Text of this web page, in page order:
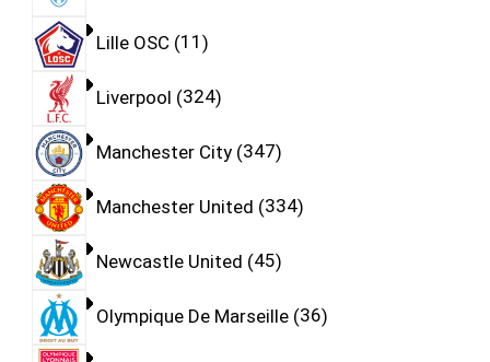
Lille OSC 11
Liverpool 324
Manchester City 347
Manchester United 334
Newcastle United 45
Olympique De Marseille 36